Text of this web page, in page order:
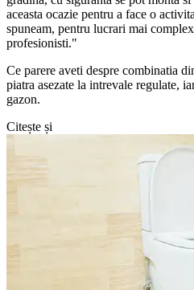
aceasta ocazie pentru a face o
spuneam, pentru lucrari mai
profesionisti."
Ce parere aveti despre combinatia
piatra asezate la intrevale regulate,
gazon.
Citește și